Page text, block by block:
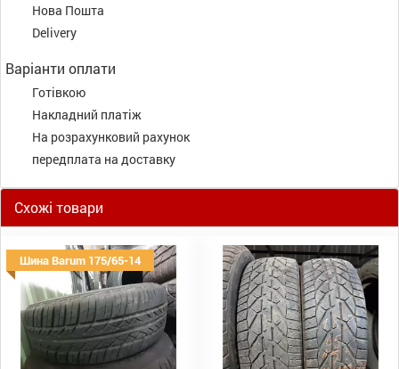
Нова Пошта
Delivery
Варіанти оплати
Готівкою
Накладний платіж
На розрахунковий рахунок
передплата на доставку
Схожі товари
Шина Barum 175/65-14